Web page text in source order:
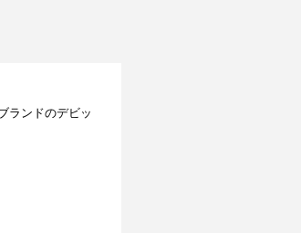
ランドのデビッ